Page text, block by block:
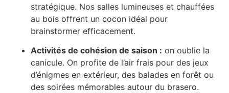
stratégique. Nos salles lumineuses et chauffées
au bois offrent un cocon idéal pour
brainstormer efficacement.
Activités de cohésion de saison : on oublie la
canicule. On profite de l’air frais pour des jeux
d’énigmes en extérieur, des balades en forêt ou
des soirées mémorables autour du brasero.